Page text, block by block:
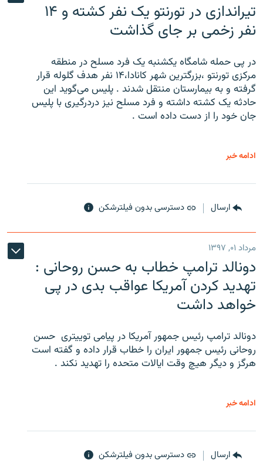
تیراندازی در تورنتو یک نفر کشته و ۱۴
نفر زخمی بر جای گذاشت
در پی حمله شامگاه یکشنبه یک فرد مسلح در منطقه
مرکزی تورنتو ،‌بزرگترین شهر کانادا،۱۴ نفر هدف گلوله قرار
گرفته و به بیمارستان منتقل شدند . پلیس می‌گوید این
حادثه یک کشته داشته و فرد مسلح نیز دردرگیری با پلیس
جان خود را از دست داده است .
ادامه خبر
ارسال دسترسی بدون فیلترشکن
مرداد ۰۱, ۱۳۹۷
دونالد ترامپ خطاب به حسن روحانی :
تهدید کردن آمریکا عواقب بدی در پی
خواهد داشت
دونالد ترامپ رئیس جمهور آمریکا در پیامی توییتری ‌ حسن
روحانی رئیس جمهور ایران را خطاب قرار داده و گفته است
هرگز و دیگر هیچ وقت ایالات متحده را تهدید نکند .
ادامه خبر
ارسال دسترسی بدون فیلترشکن